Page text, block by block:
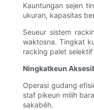
Kauntungan sejen
ukuran, kapasitas
Seueur sistem
waktosna. Tingkat
racking palet
Ningkatkeun
Operasi gudang
staf pikeun milih
sakabéh.